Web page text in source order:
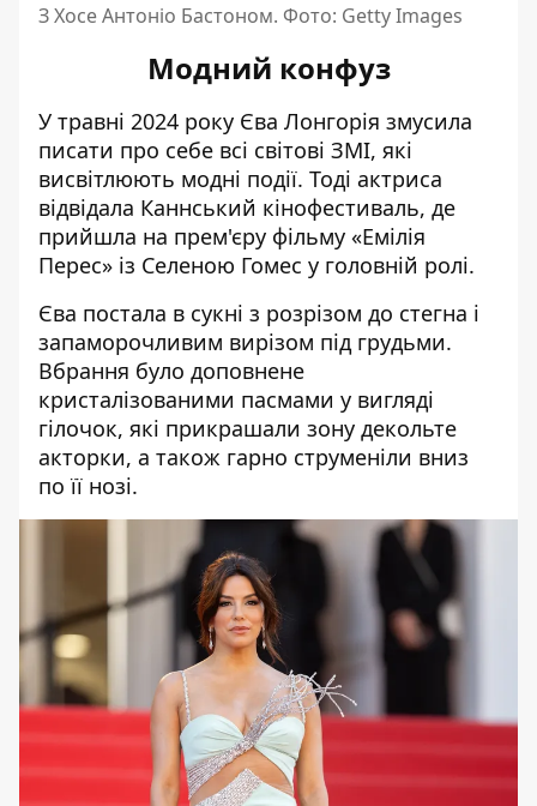
З Хосе Антоніо Бастоном. Фото: Getty Images
Модний конфуз
У травні 2024 року Єва Лонгорія змусила
писати про себе всі світові ЗМІ, які
висвітлюють модні події. Тоді актриса
відвідала Каннський кінофестиваль, де
прийшла на прем'єру фільму «Емілія
Перес» із Селеною Гомес у головній ролі.
Єва постала в сукні з розрізом до стегна і
запаморочливим вирізом під грудьми.
Вбрання було доповнене
кристалізованими пасмами у вигляді
гілочок, які прикрашали зону декольте
акторки, а також гарно струменіли вниз
по її нозі.